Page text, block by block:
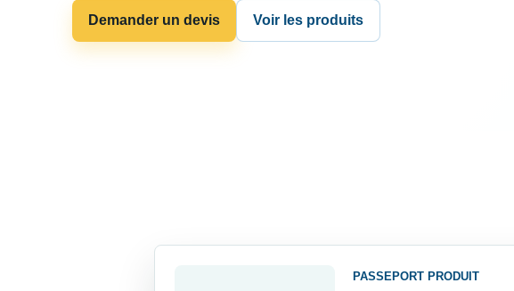
Demander un devis Voir les produits
PASSEPORT PRODUIT